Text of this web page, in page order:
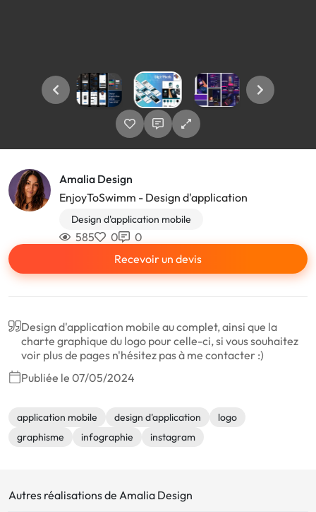
Amalia Design
EnjoyToSwimm - Design d'application
Design d'application mobile
585 0
0
Recevoir un devis
Design d'application mobile au complet, ainsi que la
charte graphique du logo pour celle-ci, si vous souhaitez
voir plus de pages n'hésitez pas à me contacter :)
Publiée le 07/05/2024
application mobile design d'application
logo
graphisme
infographie instagram
Autres réalisations de Amalia Design